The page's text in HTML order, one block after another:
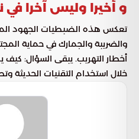
و أخيرا وليس آخرا في
تعكس هذه الضبطيات الجهود
والضريبة والجمارك في حماية
أخطار التهريب. يبقى السؤال:
خلال استخدام التقنيات الحديثة